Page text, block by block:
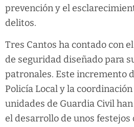
prevención y el
delitos.
Tres Cantos ha contado con
de seguridad diseñado para
patronales. Este incremento
Policía Local y la
unidades de Guardia Civil
el desarrollo de unos